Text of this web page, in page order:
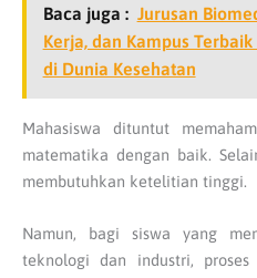
Baca juga :
Jurusan
Kerja, dan Kampus
di Dunia Kesehatan
Mahasiswa dituntut
matematika dengan baik.
membutuhkan ketelitian tinggi.
Namun, bagi siswa yang
teknologi dan industri,